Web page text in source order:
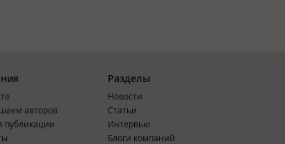
авторов
публикации
Разделы
Новости
Статьи
Интервью
Блоги компаний